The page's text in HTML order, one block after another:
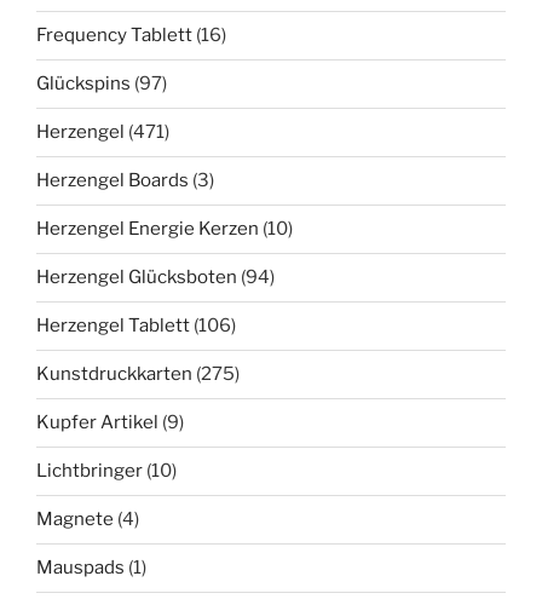
Frequency Tablett (16)
Glückspins (97)
Herzengel (471)
Herzengel Boards (3)
Herzengel Energie Kerzen (10)
Herzengel Glücksboten (94)
Herzengel Tablett (106)
Kunstdruckkarten (275)
Kupfer Artikel (9)
Lichtbringer (10)
Magnete (4)
Mauspads (1)